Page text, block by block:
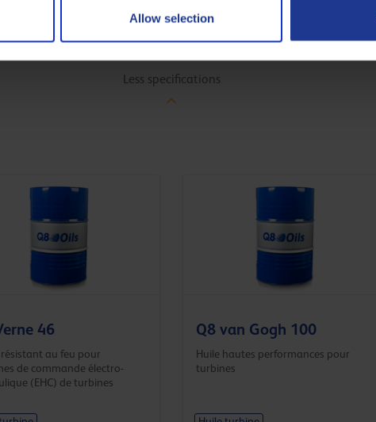
Allow selection
Less specifications
46
résistant au feu pour
de commande électro-
(EHC) de turbines
Q8 van Gogh 100
Huile hautes performances pour
turbines